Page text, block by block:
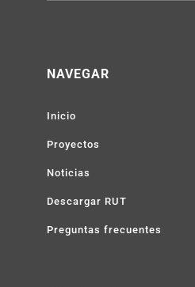
NAVEGAR
Inicio
Proyectos
Noticias
Descargar RUT
Preguntas frecuentes